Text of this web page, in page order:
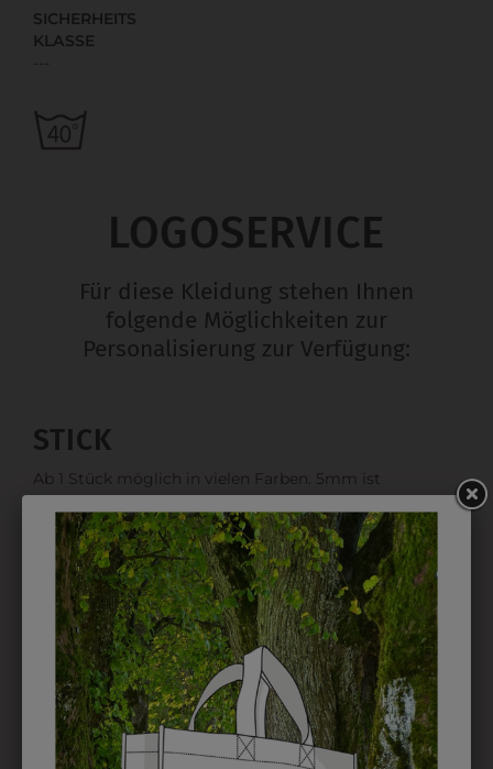
SICHERHEITS
KLASSE
LOGOSERVICE
Für diese Kleidung stehen Ihnen
folgende Möglichkeiten zur
Personalisierung zur Verfügung:
STICK
Ab 1 Stück möglich in vielen Farben. 5mm ist
Namen optimal. Waschbar bis zu 95°C.
EMBLEM
Kann gestickt oder bedruckt werden. Sehr vielseitig
einsetzbar und beim Sticken wieder ab 1 Stück
möglich.
DRUCK